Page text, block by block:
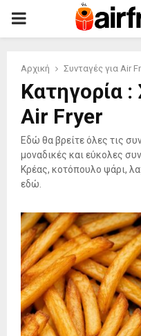
PRIMARY
Αρχική Συνταγές για Air
Κατηγορία :
Air Fryer
Εδώ θα βρείτε όλες τις
μοναδικές και εύκολες
Κρέας, κοτόπουλο ψάρι,
εδώ.